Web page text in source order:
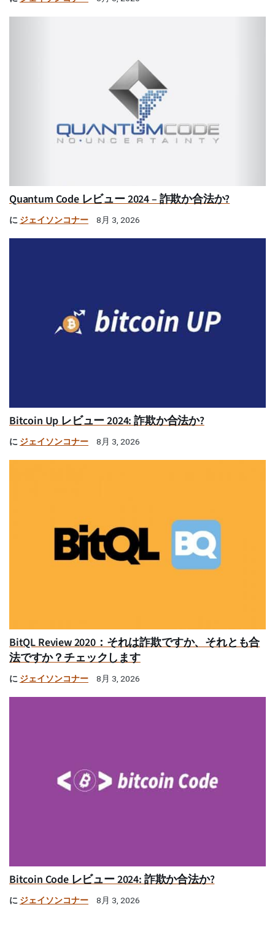
Quantum Code レビュー 2024 – 詐欺か合法か?
に ジェイソンコナー 8月 3, 2026
Bitcoin Up レビュー 2024: 詐欺か合法か?
に ジェイソンコナー 8月 3, 2026
BitQL Review 2020：それは詐欺ですか、それとも合
法ですか？チェックします
に ジェイソンコナー 8月 3, 2026
Bitcoin Code レビュー 2024: 詐欺か合法か?
に ジェイソンコナー 8月 3, 2026